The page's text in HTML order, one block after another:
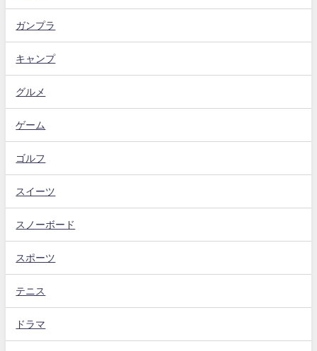
ガンプラ
キャンプ
グルメ
ゲーム
ゴルフ
スイーツ
スノーボード
スポーツ
テニス
ドラマ